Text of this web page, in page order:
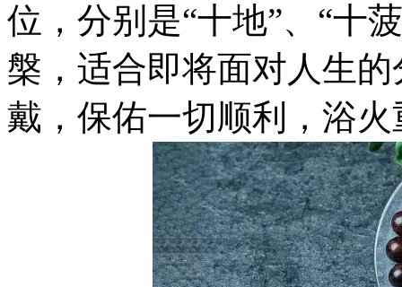
位，分别是“十地”、“十
槃，适合即将面对人生
戴，保佑一切顺利，浴火